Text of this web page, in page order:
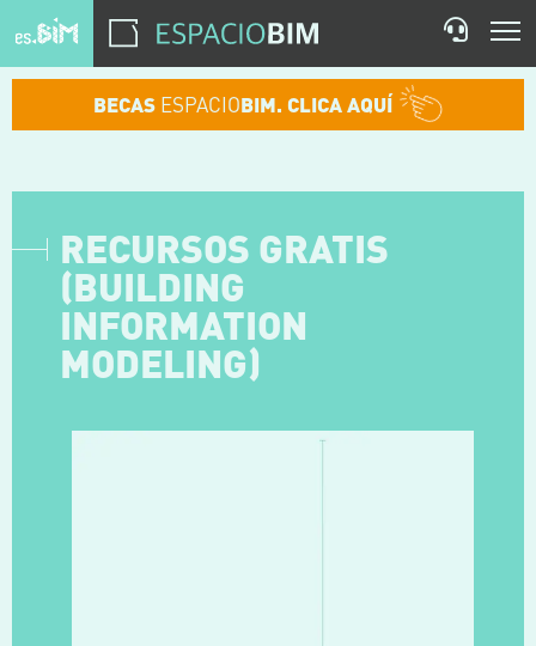
BECAS ESPACIOBIM. CLICA AQUÍ
RECURSOS GRATIS
(BUILDING
INFORMATION
MODELING)